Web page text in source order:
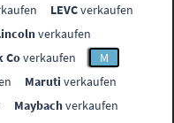
LEVCverkaufen
verkaufen
Coverkaufen
M
Maruti verkaufen
Maybachverkaufen